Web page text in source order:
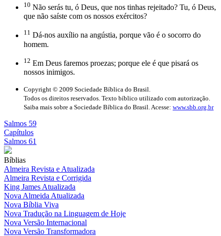
10 Não serás tu, ó Deus, que nos tinhas rejeitado? Tu, ó Deus,
que não saíste com os nossos exércitos?
11 Dá-nos auxílio na angústia, porque vão é o socorro do
homem.
12 Em Deus faremos proezas; porque ele é que pisará os
nossos inimigos.
Copyright © 2009 Sociedade Bíblica do Brasil.
Todos os direitos reservados. Texto bíblico utilizado com autorização.
Saiba mais sobre a Sociedade Bíblica do Brasil. Acesse: www.sbb.org.br
Salmos 59
Capítulos
Salmos 61
Bíblias
Almeira Revista e Atualizada
Almeira Revista e Corrigida
King James Atualizada
Nova Almeida Atualizada
Nova Bíblia Viva
Nova Tradução na Linguagem de Hoje
Nova Versão Internacional
Nova Versão Transformadora